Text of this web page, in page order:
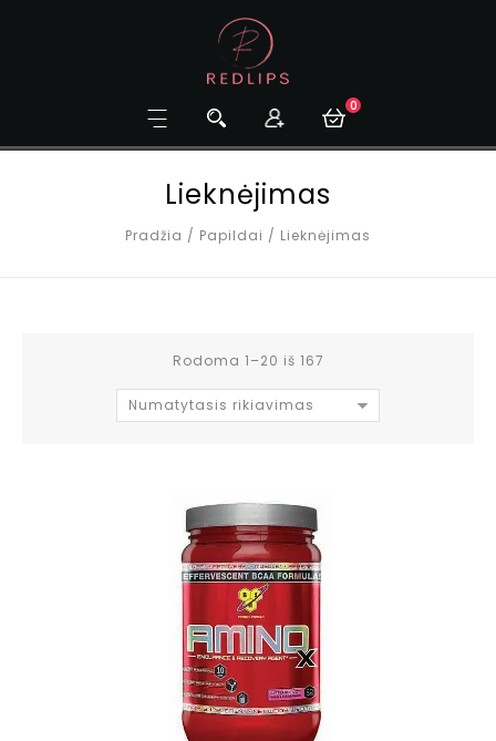
0
Lieknėjimas
Pradžia / Papildai / Lieknėjimas
Rodoma 1–20 iš 167
Numatytasis rikiavimas